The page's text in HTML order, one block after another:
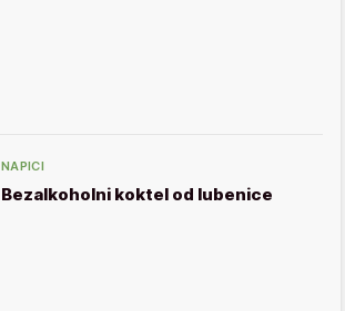
NAPICI
Bezalkoholni koktel od lubenice